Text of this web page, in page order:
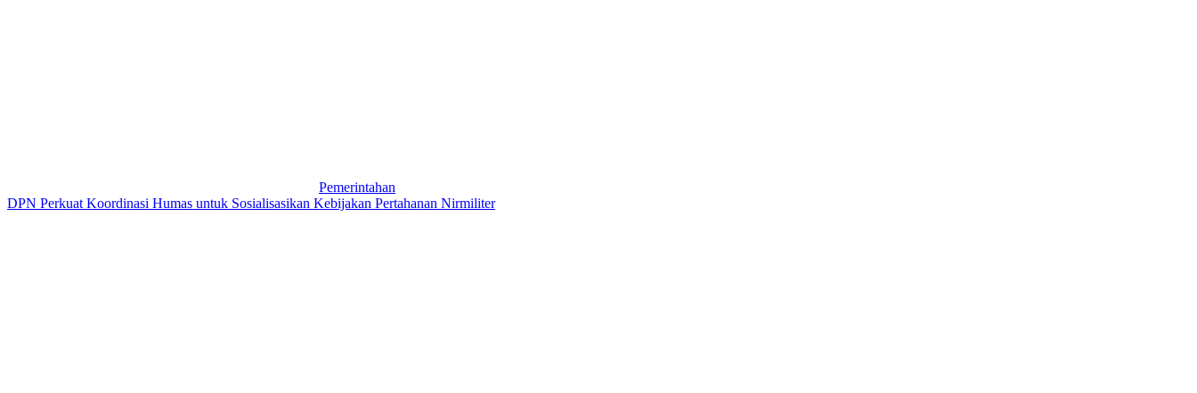
Pemerintahan
DPN Perkuat Koordinasi Humas untuk Sosialisasikan Kebijakan Pertahanan Nirmiliter